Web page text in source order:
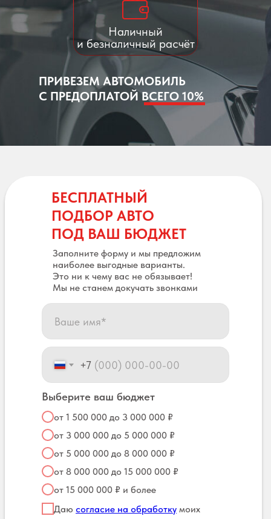
Наличный
и безналичный расчёт
ПРИВЕЗЕМ АВТОМОБИЛЬ
С ПРЕДОПЛАТОЙ ВСЕГО 10%
БЕСПЛАТНЫЙ
ПОДБОР АВТО
ПОД ВАШ БЮДЖЕТ
Заполните форму и мы предложим
наиболее выгодные варианты.
Это ни к чему вас не обязывает!
Мы не станем докучать звонками
+7
Выберите ваш бюджет
от 1 500 000 до 3 000 000 ₽
от 3 000 000 до 5 000 000 ₽
от 5 000 000 до 8 000 000 ₽
от 8 000 000 до 15 000 000 ₽
от 15 000 000 ₽ и более
Даю согласие на обработку моих